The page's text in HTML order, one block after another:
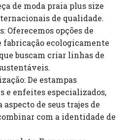
de moda praia plus size
de qualidade.
Oferecemos opções de
fabricação ecologicamente
buscam criar linhas de
De estampas
e enfeites especializados,
aspecto de seus trajes de
com a identidade de